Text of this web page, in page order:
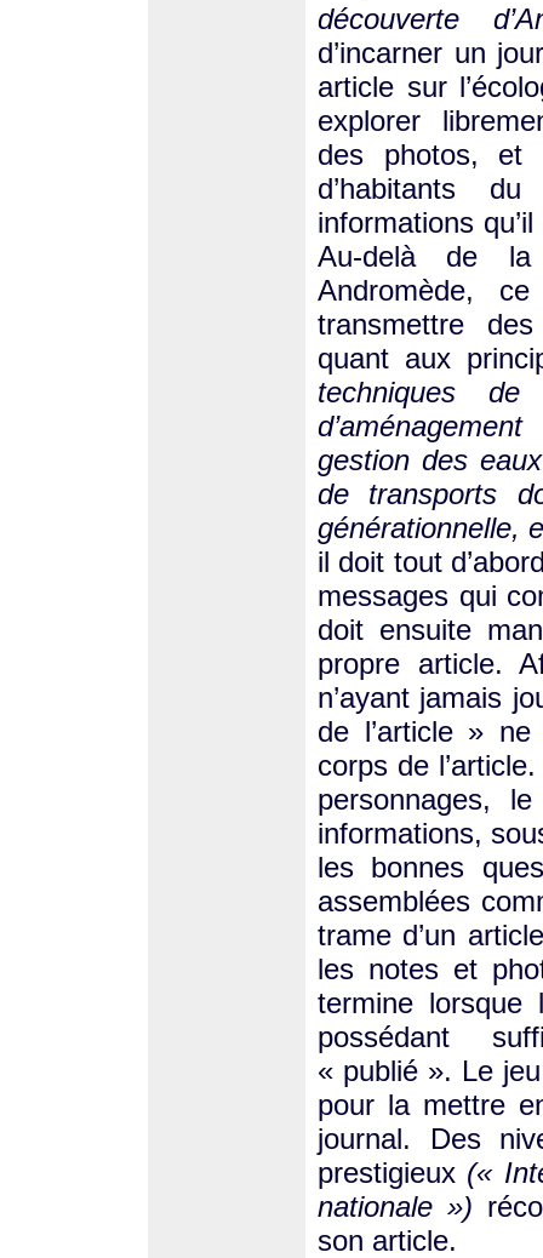
découverte
d’incarner un
article sur
explorer
des photos, et
d’habitants
informations
Au-delà de la
Andromède,
transmettre
quant aux
techniques de
gestion des
de transports
générationnelle,
il doit tout
messages qui
doit ensuite
propre article.
n’ayant jamais
de l’article »
corps de
personnages,
informations,
les bonnes
assemblées
trame d’un
les notes et
termine lorsque
possédant
« publié ». Le
pour la mettre
journal. Des
prestigieux («
nationale »)
son article.